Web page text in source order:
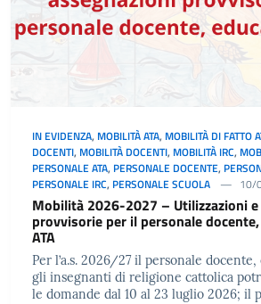
IN EVIDENZA, MOBILITÀ ATA, MOBILITÀ DI FATTO
DOCENTI, MOBILITÀ DOCENTI, MOBILITÀ IRC,
PERSONALE ATA, PERSONALE DOCENTE,
PERSONALE IRC, PERSONALE SCUOLA 10/
Mobilità 2026-2027 – Utilizzazioni
provvisorie per il personale
ATA
Per l’a.s. 2026/27 il personale
gli insegnanti di religione cattolica
le domande dal 10 al 23 luglio 2026; il